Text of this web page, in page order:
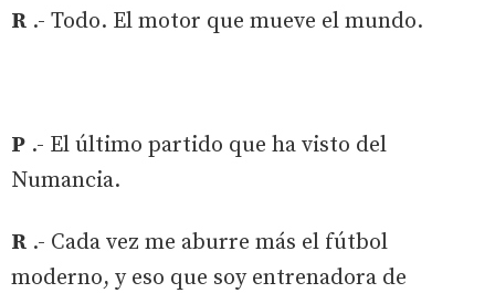
R .- Todo. El motor que mueve el mundo.
P .- El último partido que ha visto del
Numancia.
R .- Cada vez me aburre más el fútbol
moderno, y eso que soy entrenadora de